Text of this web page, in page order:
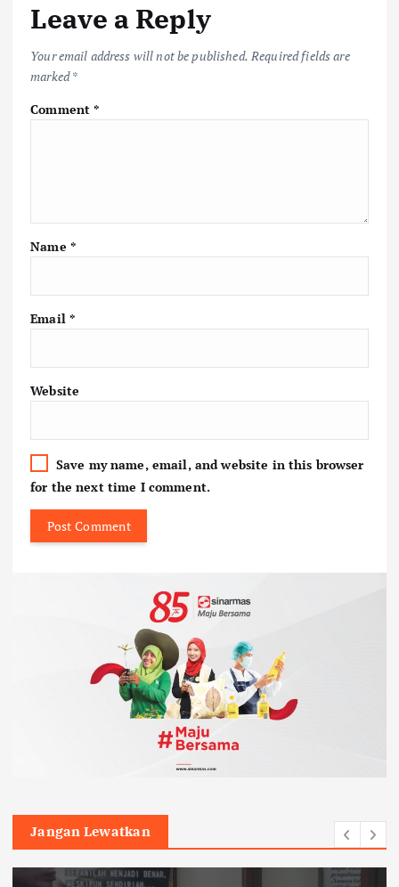
Leave a Reply
Your email address will not be published. Required fields are
marked*
Comment*
Name *
Email *
Website
Save my name, email, and website in this browser
for the next time I comment.
Jangan Lewatkan